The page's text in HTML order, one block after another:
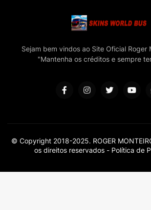
Sejam bem vindos ao Site Oficial Roger
"Mantenha os créditos e sempre
© Copyright 2018-2025. ROGER
os direitos reservados - Política de